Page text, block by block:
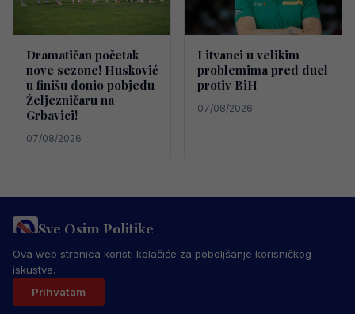
Dramatičan početak
nove sezone! Husković
u finišu donio pobjedu
Željezničaru na
Grbavici!
07/08/2026
Litvanci u velikim
problemima pred duel
protiv BiH
07/08/2026
Sve Osim Politike
PRAVILA PRIVATNOSTIMARKETING USLOVI KORIŠTENJA
IMPRESSUM
© 2026 Sve Osim Politike. Sva prava zadržana.
Ova web stranica koristi kolačiće za poboljšanje korisničkog
iskustva.
Prihvatam